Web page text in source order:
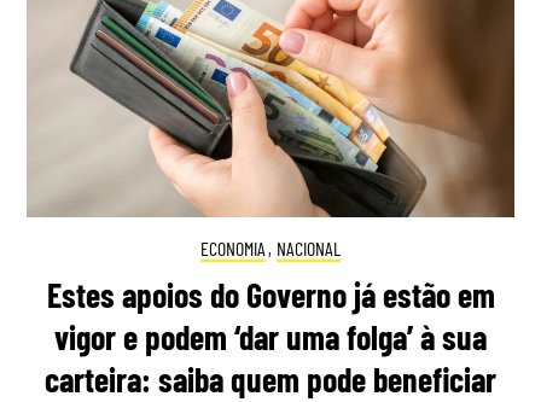
ECONOMIA , NACIONAL
Estes apoios do Governo já estão em
vigor e podem ‘dar uma folga’ à sua
carteira: saiba quem pode beneficiar